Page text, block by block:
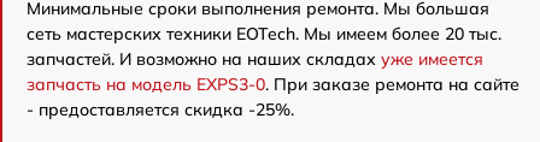
Минимальные сроки выполнения ремонта. Мы большая
сеть мастерских техники EOTech. Мы имеем более 20 тыс.
запчастей. И возможно на наших складах уже имеется
запчасть на модель EXPS3-0. При заказе ремонта на сайте
- предоставляется скидка -25%.